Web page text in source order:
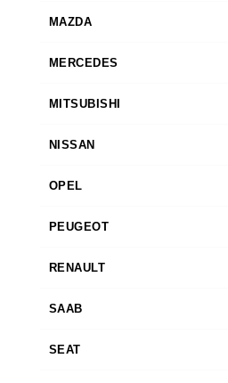
MAZDA
MERCEDES
MITSUBISHI
NISSAN
OPEL
PEUGEOT
RENAULT
SAAB
SEAT